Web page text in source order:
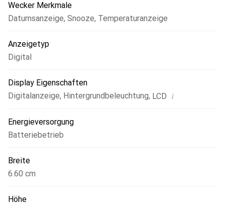
Wecker Merkmale
Datumsanzeige, Snooze, Temperaturanzeige
Anzeigetyp
Digital
Display Eigenschaften
Digitalanzeige, Hintergrundbeleuchtung, LCD i
Energieversorgung
Batteriebetrieb
Breite
6.60 cm
Höhe